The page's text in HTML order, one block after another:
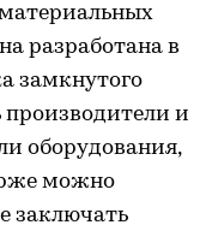
разработана в
замкнутого
производители и
оборудования,
можно
заключать